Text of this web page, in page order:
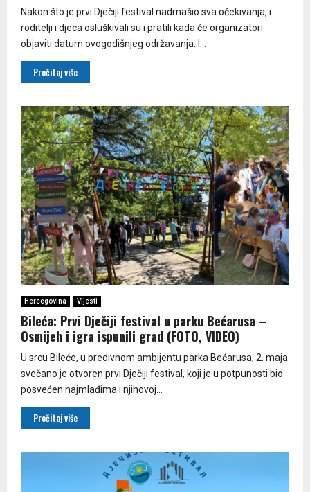
Nakon što je prvi Dječiji festival nadmašio sva očekivanja, i
roditelji i djeca osluškivali su i pratili kada će organizatori
objaviti datum ovogodišnjeg održavanja. I...
Pročitaj više
Hercegovina Vijesti
Bileća: Prvi Dječiji festival u parku Bećarusa –
Osmijeh i igra ispunili grad (FOTO, VIDEO)
U srcu Bileće, u predivnom ambijentu parka Bećarusa, 2. maja
svečano je otvoren prvi Dječiji festival, koji je u potpunosti bio
posvećen najmlađima i njihovoj...
Pročitaj više